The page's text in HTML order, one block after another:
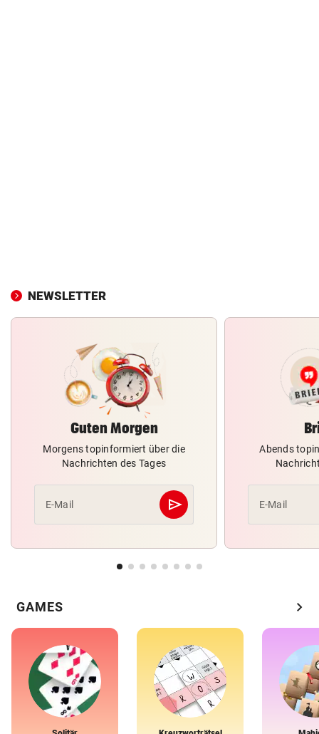
NEWSLETTER
Guten Morgen
Morgens topinformiert über die
Nachrichten des Tages
E-Mail send
Abschicken
Abends
E-Mail
GAMES chevron_right